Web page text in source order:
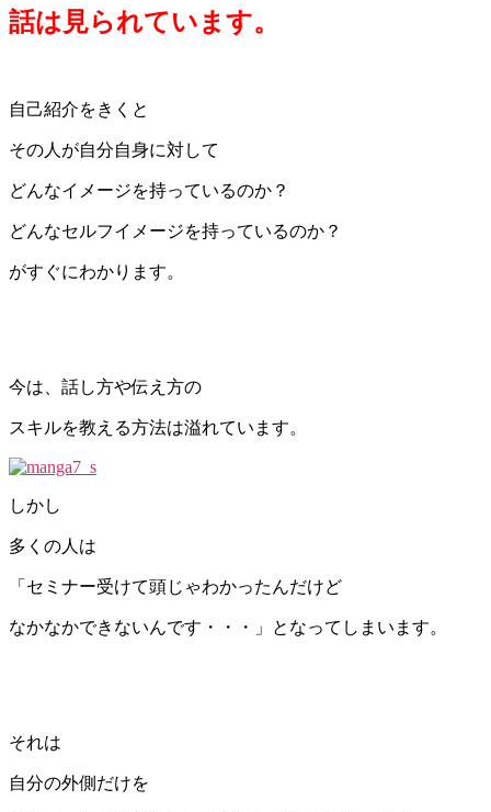
話は見られています。
自己紹介をきくと
その人が自分自身に対して
どんなイメージを持っているのか？
どんなセルフイメージを持っているのか？
がすぐにわかります。
今は、話し方や伝え方の
スキルを教える方法は溢れています。
しかし
多くの人は
「セミナー受けて頭じゃわかったんだけど
なかなかできないんです・・・」となってしまいます。
それは
自分の外側だけを